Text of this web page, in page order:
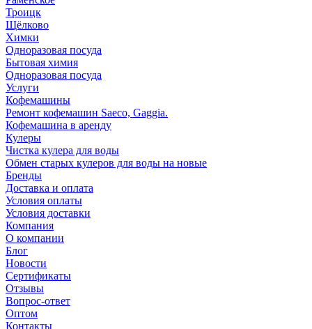
Троицк
Щёлково
Химки
Одноразовая посуда
Бытовая химия
Одноразовая посуда
Услуги
Кофемашины
Ремонт кофемашин Saeco, Gaggia.
Кофемашина в аренду
Кулеры
Чистка кулера для воды
Обмен старых кулеров для воды на новые
Бренды
Доставка и оплата
Условия оплаты
Условия доставки
Компания
О компании
Блог
Новости
Сертификаты
Отзывы
Вопрос-ответ
Оптом
Контакты